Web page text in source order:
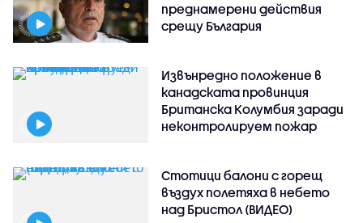
преднамерени действия
срещу България
Извънредно положение в
канадската провинция
Британска Колумбия заради
неконтролируем пожар
Стотици балони с горещ
въздух полетяха в небето
над Бристол (ВИДЕО)